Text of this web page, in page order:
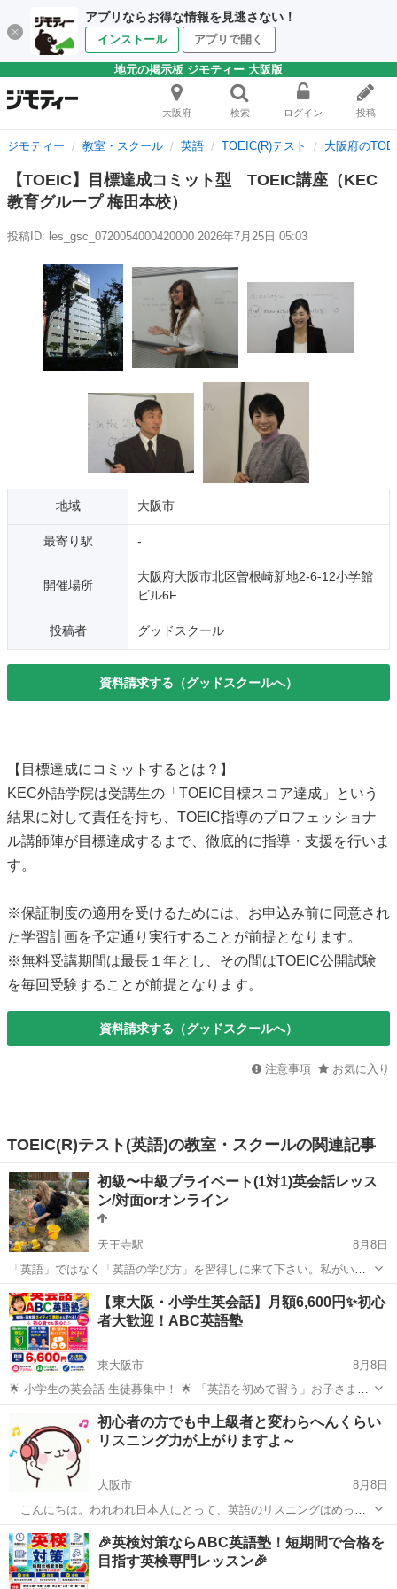
アプリならお得な情報を見逃さない！
インストール アプリで開く
地元の掲示板 ジモティー 大阪版
大阪府 検索 ログイン 投稿
ジモティー 教室・スクール 英語 TOEIC(R)テスト 大阪府の
【TOEIC】目標達成コミット型 TOEIC講座（KEC
教育グループ 梅田本校）
投稿ID: les_gsc_0720054000420000 2026年7月25日 05:03
地域 大阪市
最寄り駅 -
開催場所
大阪府大阪市北区曽根崎新地2-6-12小学館
ビル6F
投稿者 グッドスクール
資料請求する（グッドスクールへ）
【目標達成にコミットするとは？】
KEC外語学院は受講生の「TOEIC目標スコア達成」という
結果に対して責任を持ち、TOEIC指導のプロフェッショナ
ル講師陣が目標達成するまで、徹底的に指導・支援を行いま
す。
※保証制度の適用を受けるためには、お申込み前に同意され
た学習計画を予定通り実行することが前提となります。
※無料受講期間は最長１年とし、その間はTOEIC公開試験
を毎回受験することが前提となります。
資料請求する（グッドスクールへ）
注意事項 お気に入り
TOEIC(R)テスト(英語)の教室・スクールの関連記事
初級〜中級プライベート(1対1)英会話レッス
ン/対面orオンライン
天王寺駅
8月8日
「英語」ではなく「英語の学び方」を習得しに来て下さい。私がいな
くてもご自身の力で一生英語学習を継続していけるように、本気のレ
ッスンをご提供します。 現在提供中のサービスは、 ①マンツーマン英
会話レッスン ②企業向けオン...
大阪 大阪市 天王寺駅 英会話 レッスン
【東大阪・小学生英会話】月額6,600円✨初心
者大歓迎！ABC英語塾
東大阪市
8月8日
🌟 小学生の英会話 生徒募集中！ 🌟 「英語を初めて習う」お子さまも
大歓迎！ ABC英語塾では、楽しく話しながら英語を身につけるレッス
ンを行っています。 ✅ 英語初心者OK ✅ 英語・日本語ネイティブレベ
ル講師がサポ...
東大阪市 英検 小学生
初心者の方でも中上級者と変わらへんくらい
リスニング力が上がりますよ～
大阪市
8月8日
こんにちは。われわれ日本人にとって、英語のリスニングはめっち
ゃめちゃ難しいですよね。英会話レッスンやyoutubeの英会話レッスン
系動画なら聞き取れるけど、ドラマや映画、インタビュー、ドキュメ
ンタリーなんかになった途端、ま...
大阪 大阪市 英会話 レッスン
🎉英検対策ならABC英語塾！短期間で合格を
目指す英検専門レッスン🎉